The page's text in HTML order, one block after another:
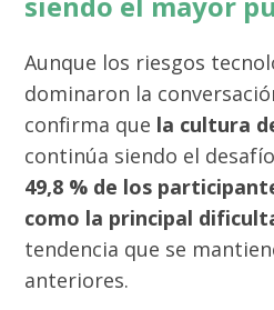
Aunque los riesgos
dominaron la
confirma que la cultura
continúa siendo el
49,8 % de los
como la principal
tendencia que se
anteriores.